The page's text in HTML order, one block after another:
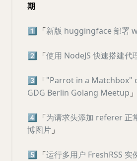
期
1️⃣ 「新版 huggingface 部署
2️⃣ 「使用 NodeJS 快速搭建代
3️⃣ 「"Parrot in a Matchbox"
GDG Berlin Golang Meetup」
4️⃣ 「为请求头添加 referer 正
博图片」
5️⃣ 「运行多用户 FreshRSS 实